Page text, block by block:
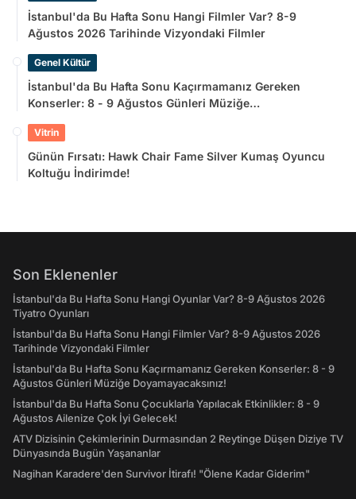
İstanbul'da Bu Hafta Sonu Hangi Filmler Var? 8-9
Ağustos 2026 Tarihinde Vizyondaki Filmler
Genel Kültür
İstanbul'da Bu Hafta Sonu Kaçırmamanız Gereken
Konserler: 8 - 9 Ağustos Günleri Müziğe
Vitrin
Günün Fırsatı: Hawk Chair Fame Silver Kumaş Oyuncu
Koltuğu İndirimde!
Son Eklenenler
İstanbul'da Bu Hafta Sonu Hangi Oyunlar Var? 8-9 Ağustos 2026
Tiyatro Oyunları
İstanbul'da Bu Hafta Sonu Hangi Filmler Var? 8-9 Ağustos 2026
Tarihinde Vizyondaki Filmler
İstanbul'da Bu Hafta Sonu Kaçırmamanız Gereken Konserler: 8 - 9
Ağustos Günleri Müziğe Doyamayacaksınız!
İstanbul'da Bu Hafta Sonu Çocuklarla Yapılacak Etkinlikler: 8 - 9
Ağustos Ailenize Çok İyi Gelecek!
ATV Dizisinin Çekimlerinin Durmasından 2 Reytinge Düşen Diziye TV
Dünyasında Bugün Yaşananlar
Nagihan Karadere'den Survivor İtirafı! "Ölene Kadar Giderim"